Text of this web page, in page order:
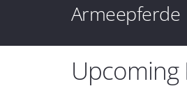
Armeepferde
Upcoming